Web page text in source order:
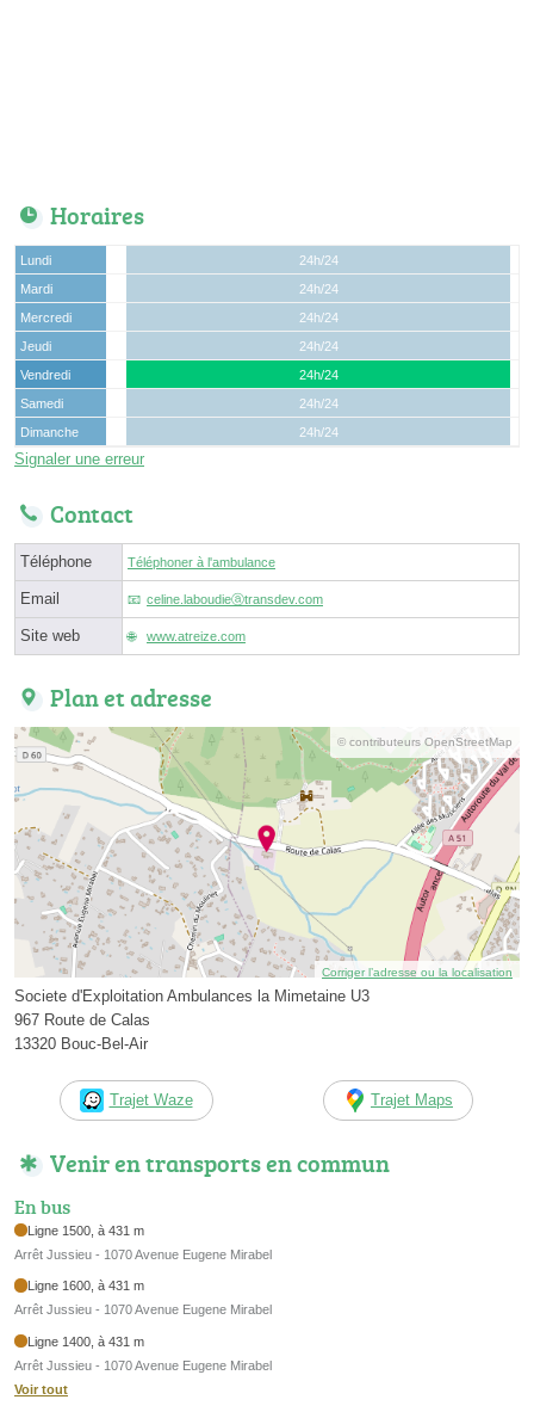
Horaires
Lundi
24h/24
Mardi
24h/24
Mercredi
24h/24
Jeudi
24h/24
Vendredi
24h/24
Samedi
24h/24
Dimanche
24h/24
Signaler une erreur
Contact
Téléphone Téléphoner à l'ambulance
Email celine.laboudieⓐtransdev.com
Site web www.atreize.com
Plan et adresse
© contributeurs OpenStreetMap
Corriger l’adresse ou la localisation
Societe d'Exploitation Ambulances la Mimetaine U3
967 Route de Calas
13320 Bouc-Bel-Air
Trajet Waze Trajet Maps
Venir en transports en commun
En bus
Ligne 1500, à 431 m
Arrêt Jussieu - 1070 Avenue Eugene Mirabel
Ligne 1600, à 431 m
Arrêt Jussieu - 1070 Avenue Eugene Mirabel
Ligne 1400, à 431 m
Arrêt Jussieu - 1070 Avenue Eugene Mirabel
Voir tout